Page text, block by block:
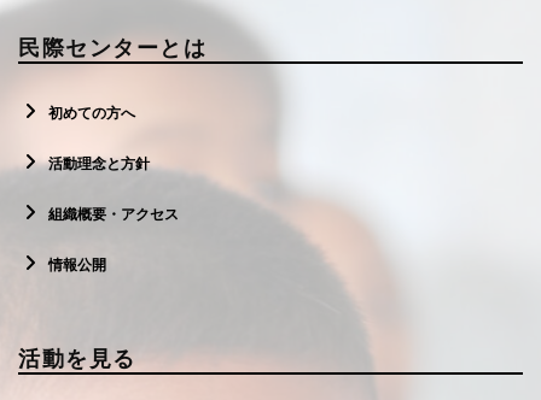
民際センターとは
初めての方へ
活動理念と方針
組織概要・アクセス
情報公開
活動を見る